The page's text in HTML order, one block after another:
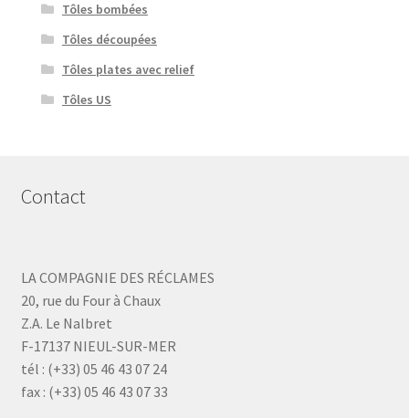
Tôles bombées
Tôles découpées
Tôles plates avec relief
Tôles US
Contact
LA COMPAGNIE DES RÉCLAMES
20, rue du Four à Chaux
Z.A. Le Nalbret
F-17137 NIEUL-SUR-MER
tél : (+33) 05 46 43 07 24
fax : (+33) 05 46 43 07 33